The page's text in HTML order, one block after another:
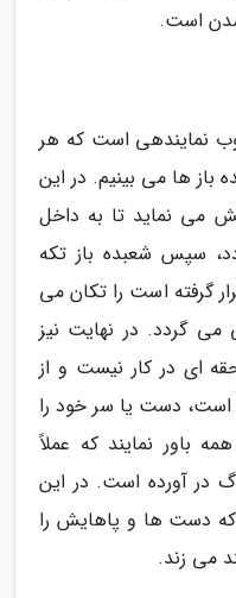
شدن است.
نمایندهی است که هر
باز ها می بینیم. در این
می نماید تا به داخل
سپس شعبده باز تکه
گرفته است را تکان می
گردد. در نهایت نیز
ای در کار نیست و از
است، دست یا سر خود را
باور نمایند که عملاً
در آورده است. در این
که دست ها و پاهایش را
می زند.